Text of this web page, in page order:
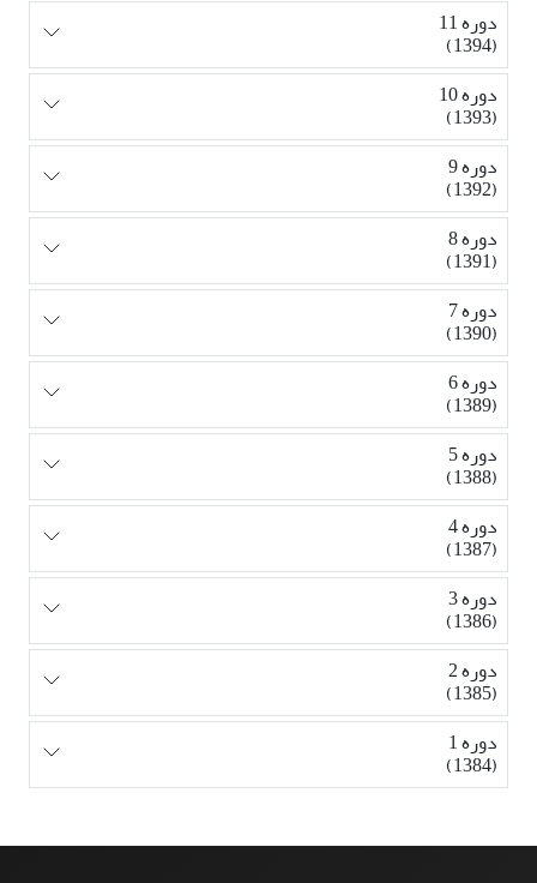
دوره 11
(1394)
دوره 10
(1393)
دوره 9
(1392)
دوره 8
(1391)
دوره 7
(1390)
دوره 6
(1389)
دوره 5
(1388)
دوره 4
(1387)
دوره 3
(1386)
دوره 2
(1385)
دوره 1
(1384)